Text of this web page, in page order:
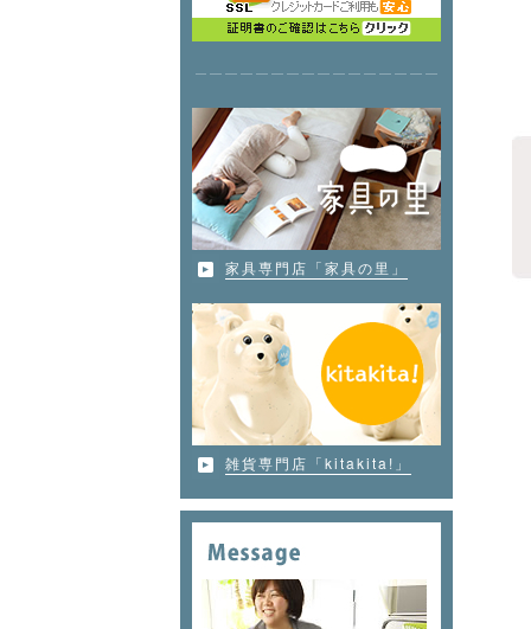
家具専門店「家具の里」
雑貨専門店「kitakita!」